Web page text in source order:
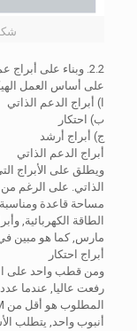
شكل 2. أنواع من
2.2. وبناء على
على أساس العمل
ا) أبراج الدعم الذاتي
ب) احتكار
ج) أبراج أرشد
أبراج الدعم الذاتي
ويطلق على الأبراج
الذاتي. على الرغم
الطاقة الكهربائية,
مارس, كما هو مبين في الشكل
أبراج احتكار
ومن قطب واحد على
رفعت عاليا, عندما